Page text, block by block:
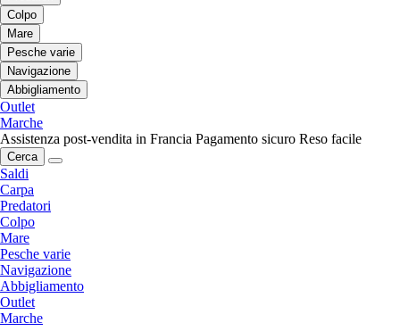
Colpo
Mare
Pesche varie
Navigazione
Abbigliamento
Outlet
Marche
Assistenza post-vendita in Francia Pagamento sicuro Reso facile
Cerca
Saldi
Carpa
Predatori
Colpo
Mare
Pesche varie
Navigazione
Abbigliamento
Outlet
Marche